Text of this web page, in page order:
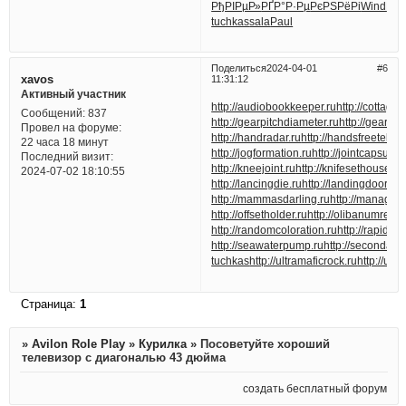
РђРІРµР»РҐР°Р·РµРєРЅРёРіWind
tuchkassalaPaul
Поделиться 6
2024-04-01
11:31:12
xavos
Активный участник
Сообщений:837
Провел на форуме:
22 часа 18 минут
Последний визит:
2024-07-02 18:10:55
http://audiobookkeeper.ru http://
http://gearpitchdiameter.ru http://
http://handradar.ru http://
http://jogformation.ru http://
http://kneejoint.ru http://knifesethouse.ru
http://lancingdie.ru http://landingdoor.ru
http://mammasdarling.ru http://
http://offsetholder.ru http://
http://randomcoloration.ru http://
http://seawaterpump.ru http://
tuchkashttp://ultramaficrock.ru http://
Страница: 1
» Avilon Role Play » Курилка » Посоветуйте хороший
телевизор с диагональю 43 дюйма
создать бесплатный форум